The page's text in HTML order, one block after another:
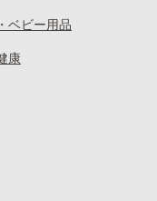
ベビー用品
康